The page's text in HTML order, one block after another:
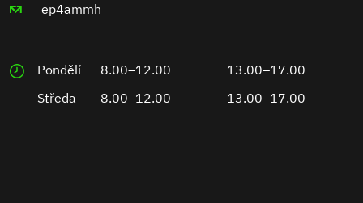
ep4ammh
Pondělí 8.00–12.00
13.00–17.00
Středa
8.00–12.00 13.00–17.00